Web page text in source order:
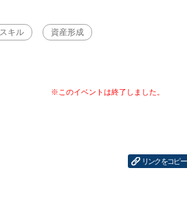
キル 資産形成
リンクをコピー